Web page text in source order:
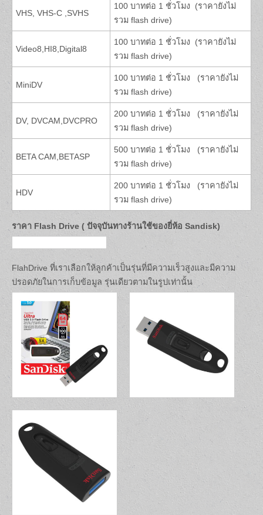
VHS, VHS-C ,SVHS
100 บาทต่อ 1 ชั่วโมง (ราคายังไม่
รวม flash drive)
Video8,HI8,Digital8
100 บาทต่อ 1 ชั่วโมง (ราคายังไม่
รวม flash drive)
MiniDV
100 บาทต่อ 1 ชั่วโมง (ราคายังไม่
รวม flash drive)
DV, DVCAM,DVCPRO
200 บาทต่อ 1 ชั่วโมง (ราคายังไม่
รวม flash drive)
BETA CAM,BETASP
500 บาทต่อ 1 ชั่วโมง (ราคายังไม่
รวม flash drive)
HDV
200 บาทต่อ 1 ชั่วโมง (ราคายังไม่
รวม flash drive)
ราคา Flash Drive ( ปัจจุบันทางร้านใช้ของยี่ห้อ Sandisk)
FlahDrive ที่เราเลือกให้ลูกค้าเป็นรุ่นที่มีความเร็วสูงและมีความ
ปรอดภัยในการเก็บข้อมูล รุ่นเดียวตามในรูปเท่านั้น